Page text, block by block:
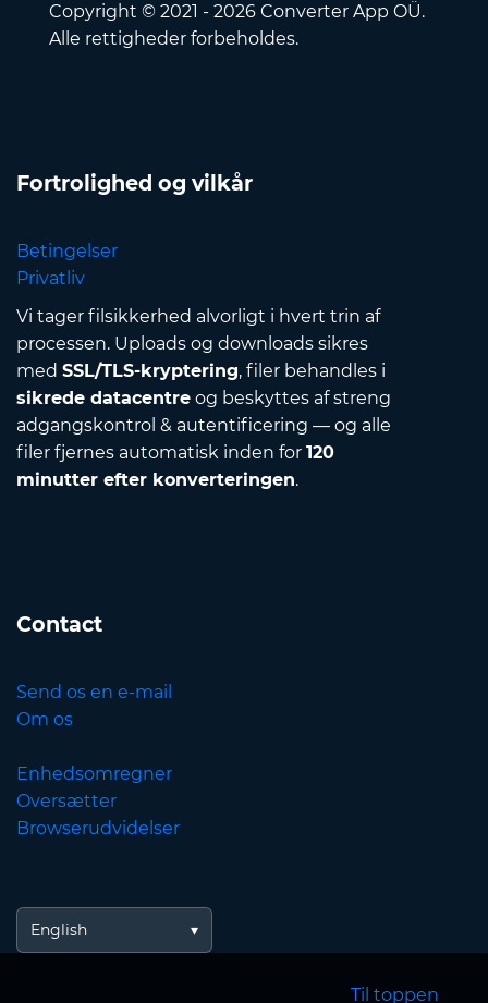
Copyright © 2021 - 2026 Converter App OÜ.
Alle rettigheder forbeholdes.
Fortrolighed og vilkår
Betingelser
Privatliv
Vi tager filsikkerhed alvorligt i hvert trin af
processen. Uploads og downloads sikres
med SSL/TLS-kryptering, filer behandles i
sikrede datacentre og beskyttes af streng
adgangskontrol & autentificering — og alle
filer fjernes automatisk inden for 120
minutter efter konverteringen.
Contact
Send os en e-mail
Om os
Enhedsomregner
Oversætter
Browserudvidelser
English
Til toppen